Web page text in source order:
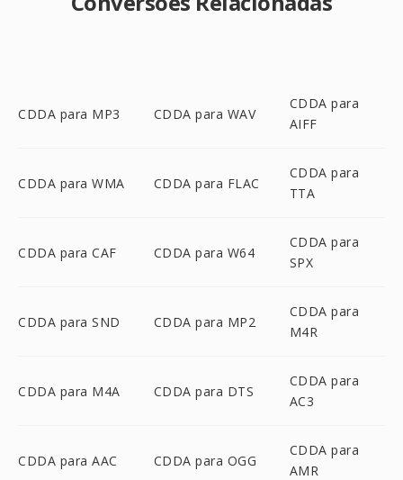
CDDA para MP3 CDDA para WAV
CDDA para
AIFF
CDDA para WMA CDDA para FLAC
CDDA para
TTA
CDDA para CAF CDDA para W64
CDDA para
SPX
CDDA para SND CDDA para MP2
CDDA para
M4R
CDDA para M4A CDDA para DTS
CDDA para
AC3
CDDA para AAC CDDA para OGG
CDDA para
AMR